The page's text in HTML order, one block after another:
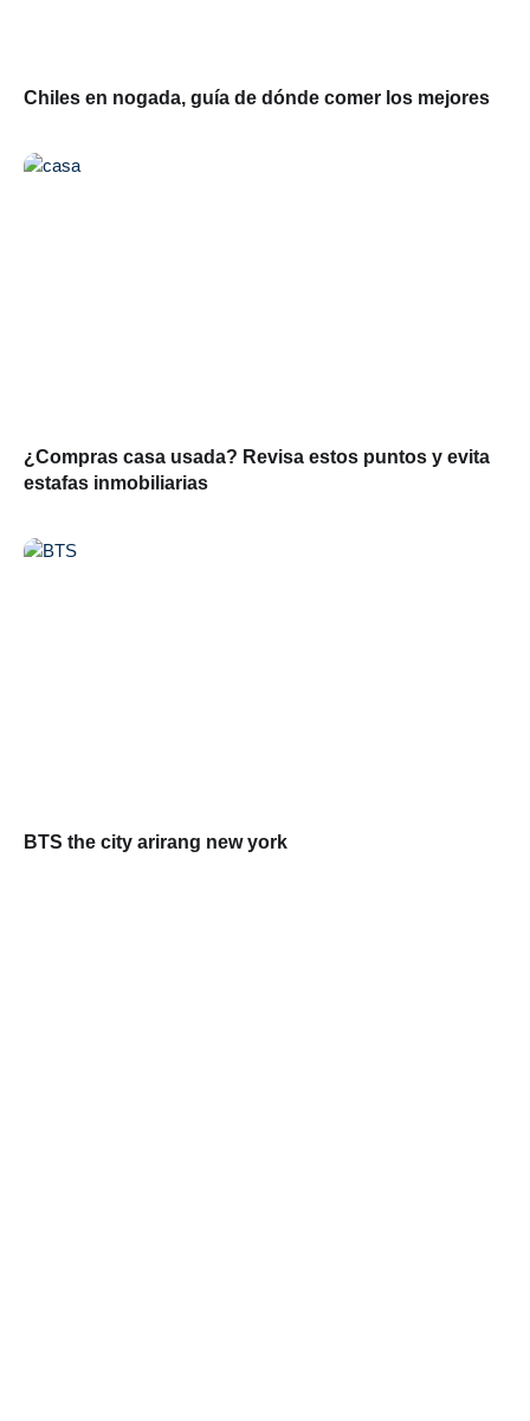
Chiles en nogada, guía de dónde comer los mejores
¿Compras casa usada? Revisa estos puntos y evita
estafas inmobiliarias
BTS the city arirang new york